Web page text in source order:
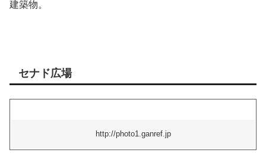
建築物。
セナド広場
http://photo1.ganref.jp